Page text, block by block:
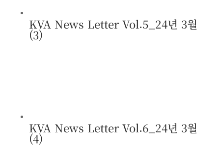
KVA News Letter Vol.5_24년 3월
(3)
KVA News Letter Vol.6_24년 3월
(4)